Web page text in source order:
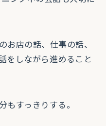
お店の話、仕事の話、
をしながら進めること
もすっきりする。